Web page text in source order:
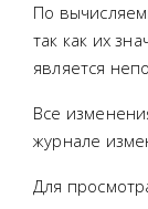
По
так как их
является
Все
журнале
Для